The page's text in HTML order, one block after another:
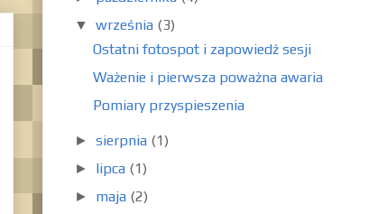
▼września (3)
Ostatni fotospot i zapowiedź sesji
Ważenie i pierwsza poważna awaria
Pomiary przyspieszenia
►sierpnia (1)
► lipca (1)
► maja (2)